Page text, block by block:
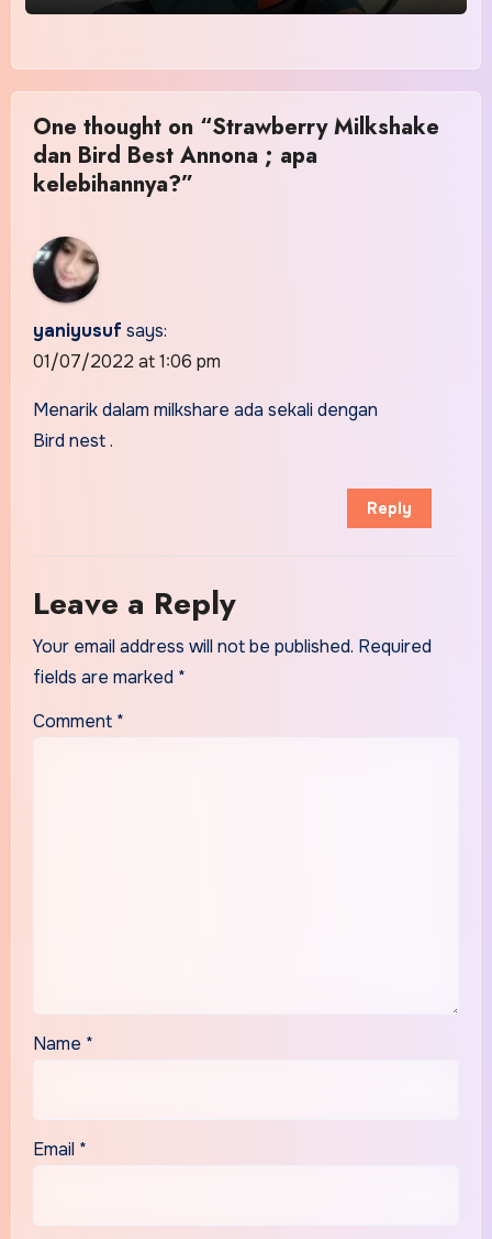
One thought on “Strawberry Milkshake
dan Bird Best Annona ; apa
kelebihannya?”
yaniyusuf says:
01/07/2022 at 1:06 pm
Menarik dalam milkshare ada sekali dengan
Bird nest .
Reply
Leave a Reply
Your email address will not be published. Required
fields are marked *
Comment *
Name *
Email *